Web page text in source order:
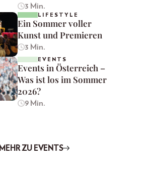
3 Min.
LIFESTYLE
Ein Sommer voller
Kunst und Premieren
3 Min.
EVENTS
Events in Österreich –
Was ist los im Sommer
2026?
9 Min.
MEHR ZU EVENTS